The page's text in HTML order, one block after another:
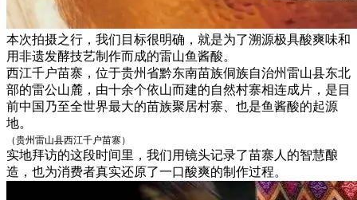
本次拍摄之行，我们目标很明确，就是为了溯源极具酸爽味和
用非遗发酵技艺制作而成的雷山鱼酱酸。
西江千户苗寨，位于贵州省黔东南苗族侗族自治州雷山县东北
部的雷公山麓，由十余个依山而建的自然村寨相连成片，是目
前中国乃至全世界最大的苗族聚居村寨、也是鱼酱酸的起源
地。
（贵州雷山县西江千户苗寨）
实地拜访的这段时间里，我们用镜头记录了苗寨人的智慧酿
造，也为消费者真实还原了一口酸爽的制作过程。